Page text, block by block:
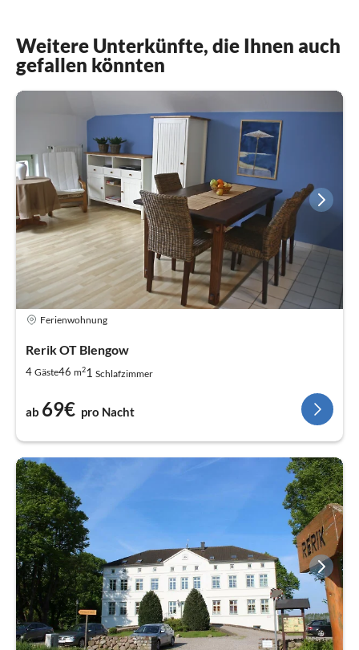
Weitere Unterkünfte, die Ihnen auch
gefallen könnten
Ferienwohnung
Rerik OT Blengow
4 Gäste46 m21 Schlafzimmer
ab 69€ pro Nacht